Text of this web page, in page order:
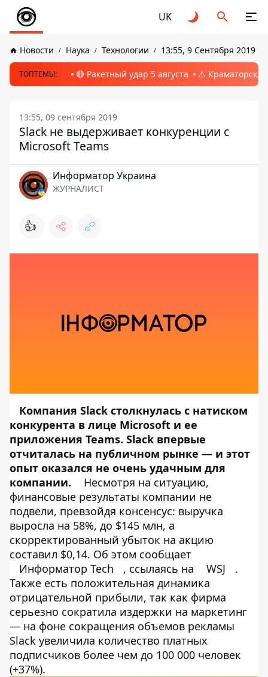
UK
Новости Наука Технологии 13:55, 9 Сентября 2019
ТОПТЕМЫ: 🔴 Ракетный удар 5 августа ⚠️ Краматорск,
13:55, 09 сентября 2019
Slack не выдерживает конкуренции с
Microsoft Teams
Информатор Украина
ЖУРНАЛИСТ
👍
Компания Slack столкнулась с натиском
конкурента в лице Microsoft и ее
приложения Teams. Slack впервые
отчиталась на публичном рынке — и этот
опыт оказался не очень удачным для
компании.
Несмотря на ситуацию,
финансовые результаты компании не
подвели, превзойдя консенсус: выручка
выросла на 58%, до $145 млн, а
скорректированный убыток на акцию
составил $0,14. Об этом сообщает
Информатор Tech
, ссылаясь на WSJ
.
Также есть положительная динамика
отрицательной прибыли, так как фирма
серьезно сократила издержки на маркетинг
— на фоне сокращения объемов рекламы
Slack увеличила количество платных
подписчиков более чем до 100 000 человек
(+37%).